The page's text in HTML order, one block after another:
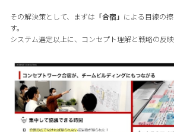
その解決策として、まずは 「合宿」 による目線の
す。
システム選定以上に、コンセプト理解と戦略の反映